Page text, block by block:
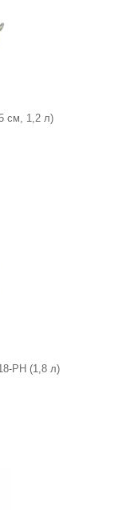
см, 1,2 л)
PH (1,8 л)